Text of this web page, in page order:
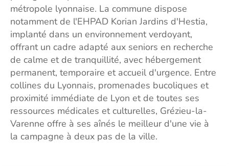
métropole lyonnaise. La commune dispose
notamment de l'EHPAD Korian Jardins d'Hestia,
implanté dans un environnement verdoyant,
offrant un cadre adapté aux seniors en recherche
de calme et de tranquillité, avec hébergement
permanent, temporaire et accueil d'urgence. Entre
collines du Lyonnais, promenades bucoliques et
proximité immédiate de Lyon et de toutes ses
ressources médicales et culturelles, Grézieu-la-
Varenne offre à ses aînés le meilleur d'une vie à
la campagne à deux pas de la ville.